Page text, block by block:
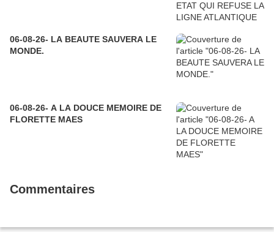
06-08-26- LA BEAUTE SAUVERA LE
MONDE.
06-08-26- A LA DOUCE MEMOIRE DE
FLORETTE MAES
Commentaires